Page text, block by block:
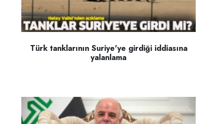
Türk tanklarının Suriye'ye girdiği iddiasına
yalanlama